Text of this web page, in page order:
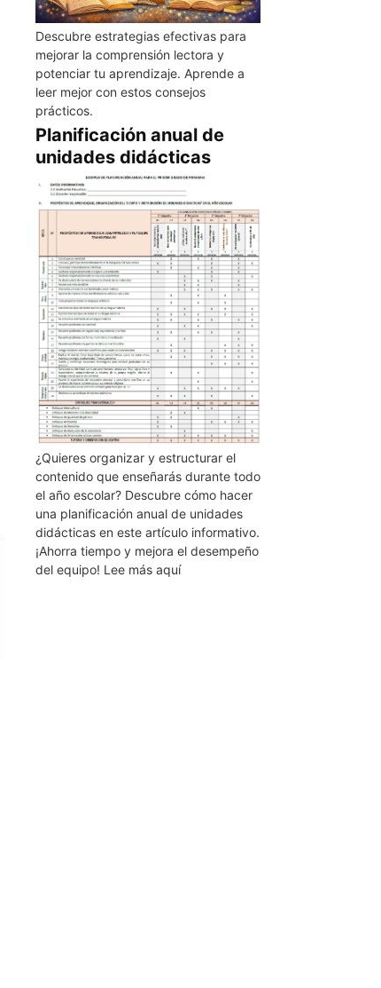
Descubre estrategias efectivas para
mejorar la comprensión lectora y
potenciar tu aprendizaje. Aprende a
leer mejor con estos consejos
prácticos.
Planificación anual de
unidades didácticas
¿Quieres organizar y estructurar el
contenido que enseñarás durante todo
el año escolar? Descubre cómo hacer
una planificación anual de unidades
didácticas en este artículo informativo.
¡Ahorra tiempo y mejora el desempeño
del equipo! Lee más aquí